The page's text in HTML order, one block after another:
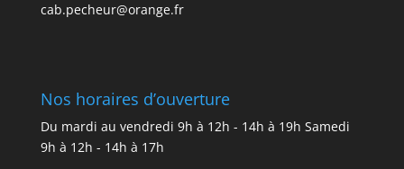
cab.pecheur@orange.fr
Nos horaires d’ouverture
Du mardi au vendredi 9h à 12h - 14h à 19h Samedi
9h à 12h - 14h à 17h